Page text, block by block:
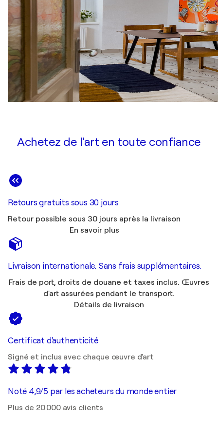
Achetez de l'art en toute confiance
Retours gratuits sous 30 jours
Retour possible sous 30 jours après la livraison
En savoir plus
Livraison internationale. Sans frais supplémentaires.
Frais de port, droits de douane et taxes inclus. Œuvres
d'art assurées pendant le transport.
Détails de livraison
Certificat d'authenticité
Signé et inclus avec chaque œuvre d'art
Noté 4,9/5 par les acheteurs du monde entier
Plus de 20 000 avis clients